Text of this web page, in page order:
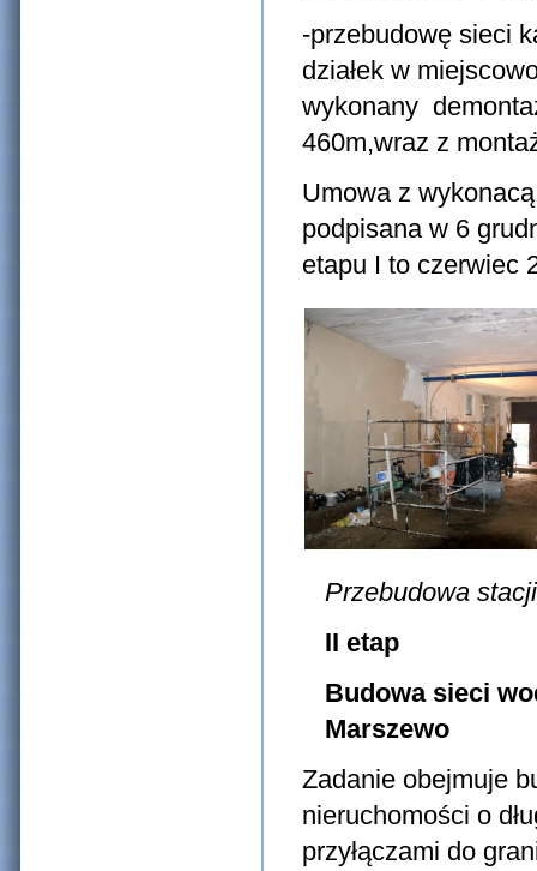
-przebudowę sieci
działek w
wykonany
460m,wraz z
Umowa z
podpisana w 6
etapu I to czerwiec
Przebudowa
II etap
Budowa sieci
Marszewo
Zadanie obejmuje
nieruchomości o
przyłączami do